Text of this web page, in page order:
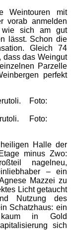
Weintouren mit
vorab anmelden
wie sich am gut
lässt. Schon die
Gleich 74
dass das Weingut
Parzelle
perfekt
Foto:
Halle der
minus Zwo:
nagelneu,
– ein
Mazzei zu
Licht getaucht
Nutzung des
Schatzhaus: ein
kaum in Gold
sich